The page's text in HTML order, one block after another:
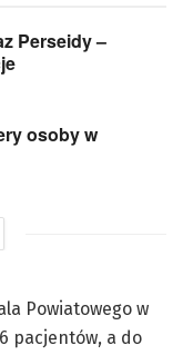
Perseidy –
osoby w
Powiatowego w
pacjentów, a do